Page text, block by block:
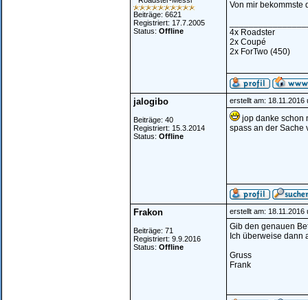
Beiträge: 6621
Registriert: 17.7.2005
Status: Offline
Von mir bekommste
4x Roadster
2x Coupé
2x ForTwo (450)
jalogibo
Beiträge: 40
Registriert: 15.3.2014
Status: Offline
erstellt am: 18.11.2016
jop danke schon
spass an der Sache
Frakon
Beiträge: 71
Registriert: 9.9.2016
Status: Offline
erstellt am: 18.11.2016
Gib den genauen
Ich überweise dann
Gruss
Frank